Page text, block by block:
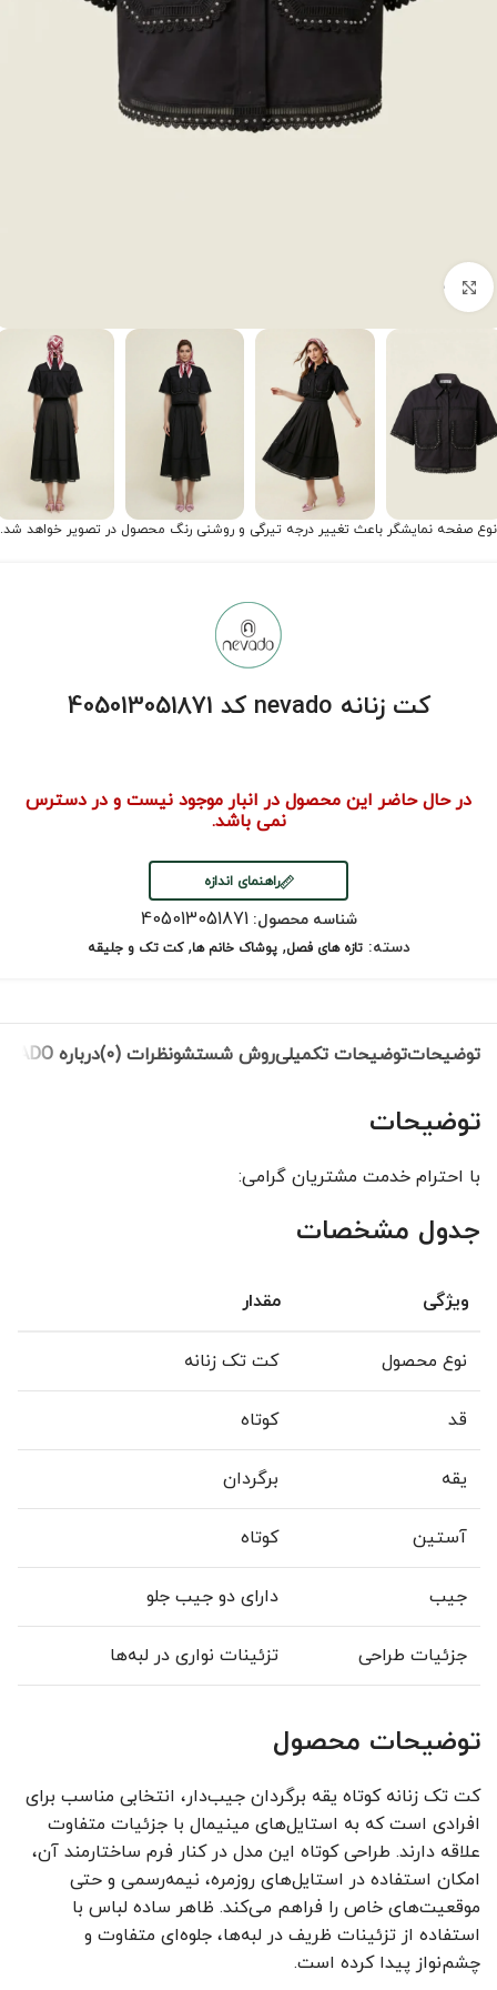
برای بزرگنمایی کلیک کنید
نوع صفحه نمایشگر باعث تغییر درجه تیرگی و روشنی رنگ محصول در تصویر خواهد شد.
کت زنانه nevado کد 405013051871
در حال حاضر این محصول در انبار موجود نیست و در دسترس
نمی باشد.
راهنمای اندازه
شناسه محصول:405013051871
دسته: تازه های فصل, پوشاک خانم ها, کت تک و جلیقه
توضیحاتتوضیحات تکمیلیروش شستشونظرات (0) درباره NEVADO
توضیحات
با احترام خدمت مشتریان گرامی:
جدول مشخصات
ویژگی مقدار
نوع محصول کت تک زنانه
قد کوتاه
یقه برگردان
آستین کوتاه
جیب دارای دو جیب جلو
جزئیات طراحی تزئینات نواری در لبه‌ها
توضیحات محصول
کت تک زنانه کوتاه یقه برگردان جیب‌دار، انتخابی مناسب برای
افرادی است که به استایل‌های مینیمال با جزئیات متفاوت
علاقه دارند. طراحی کوتاه این مدل در کنار فرم ساختارمند آن،
امکان استفاده در استایل‌های روزمره، نیمه‌رسمی و حتی
موقعیت‌های خاص را فراهم می‌کند. ظاهر ساده لباس با
استفاده از تزئینات ظریف در لبه‌ها، جلوه‌ای متفاوت و
چشم‌نواز پیدا کرده است.